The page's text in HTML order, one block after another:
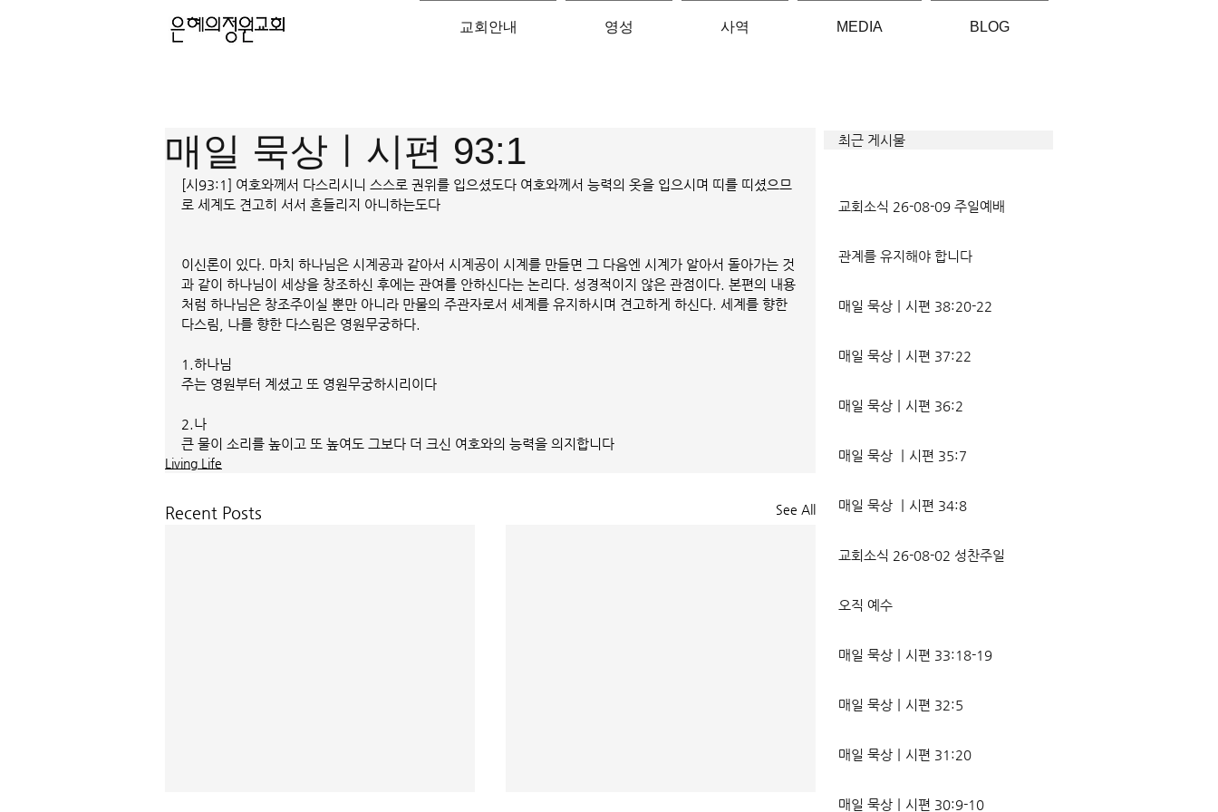
교회안내 영성 사역 MEDIA BLOG
최근 게시물
매일 묵상ㅣ시편 93:1
[시93:1] 여호와께서 다스리시니 스스로 권위를 입으셨도다 여호와께서 능력의 옷을 입으시며 띠를 띠셨으므
로 세계도 견고히 서서 흔들리지 아니하는도다
이신론이 있다. 마치 하나님은 시계공과 같아서 시계공이 시계를 만들면 그 다음엔 시계가 알아서 돌아가는 것
과 같이 하나님이 세상을 창조하신 후에는 관여를 안하신다는 논리다. 성경적이지 않은 관점이다. 본편의 내용
처럼 하나님은 창조주이실 뿐만 아니라 만물의 주관자로서 세계를 유지하시며 견고하게 하신다. 세계를 향한
다스림, 나를 향한 다스림은 영원무궁하다.
1.하나님
주는 영원부터 계셨고 또 영원무궁하시리이다
2.나
큰 물이 소리를 높이고 또 높여도 그보다 더 크신 여호와의 능력을 의지합니다
Living Life
Recent Posts See All
교회소식 26-08-09 주일예배
관계를 유지해야 합니다
매일 묵상ㅣ시편 38:20-22
매일 묵상ㅣ시편 37:22
매일 묵상ㅣ시편 36:2
매일 묵상 ㅣ시편 35:7
매일 묵상 ㅣ시편 34:8
교회소식 26-08-02 성찬주일
오직 예수
매일 묵상ㅣ시편 33:18-19
매일 묵상ㅣ시편 32:5
매일 묵상ㅣ시편 31:20
매일 묵상ㅣ시편 30:9-10